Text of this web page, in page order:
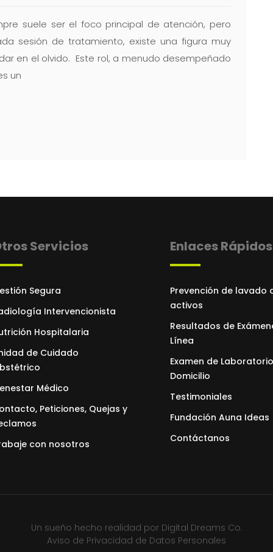
suele ser el foco principal de atención, pero
sesión de tratamiento, existe una figura muy
en el olvido. Este rol, a menudo desempeñado
un
Servicios
Segura
Intervencionista
Hospitalaria
de Cuidado
Médico
Peticiones, Quejas y
con nosotros
Enlaces Rápidos
Prevención de lavado
activos
Resultados de
Línea
Examen de
Domicilio
Testimoniales
Fundación Auna Ideas
Contáctanos
Un sueño hecho realidad por Digital Dreams Co.
Aviso de Privacidad de Datos Personales